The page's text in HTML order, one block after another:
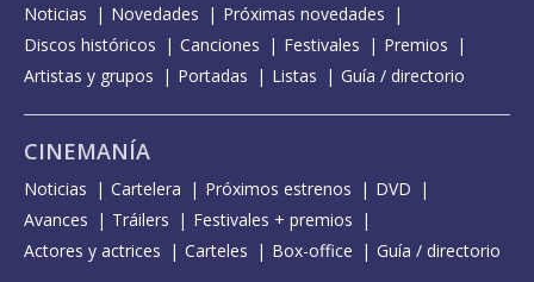
Noticias Novedades
Próximas novedades
Discos históricos
Canciones Festivales
Premios
Artistas y grupos
Portadas Listas Guía / directorio
CINEMANÍA
Noticias Cartelera Próximos estrenos
DVD
Avances
Tráilers
Festivales + premios
Actores y actrices
Carteles Box-office Guía / directorio